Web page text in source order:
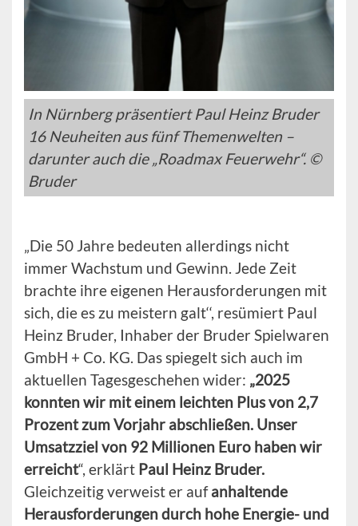
In Nürnberg präsentiert Paul Heinz Bruder
16 Neuheiten aus fünf Themenwelten –
darunter auch die „Roadmax Feuerwehr“. ©
Bruder
„Die 50 Jahre bedeuten allerdings nicht
immer Wachstum und Gewinn. Jede Zeit
brachte ihre eigenen Herausforderungen mit
sich, die es zu meistern galt‘‘, resümiert Paul
Heinz Bruder, Inhaber der Bruder Spielwaren
GmbH + Co. KG. Das spiegelt sich auch im
aktuellen Tagesgeschehen wider: „2025
konnten wir mit einem leichten Plus von 2,7
Prozent zum Vorjahr abschließen. Unser
Umsatzziel von 92 Millionen Euro haben wir
erreicht“, erklärt Paul Heinz Bruder.
Gleichzeitig verweist er aufanhaltende
Herausforderungen durch hohe Energie- und